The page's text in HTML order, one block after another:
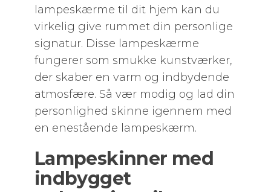
lampeskærme til dit hjem kan du
virkelig give rummet din personlige
signatur. Disse lampeskærme
fungerer som smukke kunstværker,
der skaber en varm og indbydende
atmosfære. Så vær modig og lad din
personlighed skinne igennem med
en enestående lampeskærm.
Lampeskinner med
indbygget